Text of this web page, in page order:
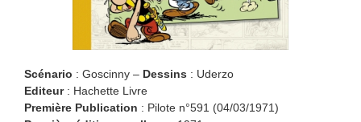
Scénario : Goscinny – Dessins : Uderzo
Editeur: Hachette Livre
Première Publication : Pilote n°591 (04/03/1971)